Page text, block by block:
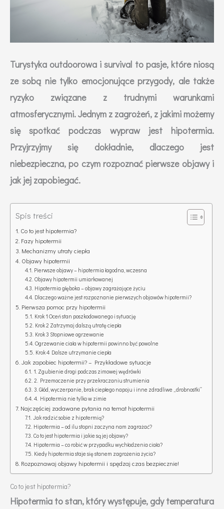
Turystyka outdoorowa i survival to pasje, które niosą
ze sobą nie tylko emocjonujące przygody, ale także
ryzyko związane z trudnymi warunkami
atmosferycznymi. Jednym z zagrożeń, z jakimi możemy
się spotkać podczas wypraw jest hipotermia.
Przyjrzyjmy się dokładnie, dlaczego jest
niebezpieczna, po czym rozpoznać pierwsze objawy i
jak jej zapobiegać.
Spis treści
Co to jest hipotermia?
Fazy hipotermii
Mechanizmy utraty ciepła
Objawy hipotermii
Pierwsze objawy – hipotermia łagodna, wczesna
Objawy hipotermii umiarkowanej
Hipotermia głęboka – objawy zagrażające życiu
Dlaczego ważne jest rozpoznanie pierwszych objawów hipotermii?
Pierwsza pomoc przy hipotermii
Krok 1 Oceń stan poszkodowanego i sytuację
Krok 2 Zatrzymaj dalszą utratę ciepła
Krok 3 Stopniowe ogrzewanie
Ogrzewanie ciała w hipotermii powinno być powolne
Krok 4 Dalsze utrzymanie ciepła
Jak zapobiec hipotermii? – Przykładowe sytuacje
1. Zgubienie drogi podczas zimowej wędrówki
2. Przemoczenie przy przekraczaniu strumienia
3. Głód, wyczerpanie, brak ciepłego napoju i inne zdradliwe „drobnostki”
4. Hipotermia nie tylko w zimie
Najczęściej zadawane pytania na temat hipotermii
Jak radzić sobie z hipotermią?
Hipotermia – od ilu stopni zaczyna nam zagrażać?
Co to jest hipotermia i jakie są jej objawy?
Hipotermia – co robić w przypadku wychłodzenia ciała?
Kiedy hipotermia staje się stanem zagrożenia życia?
Rozpoznawaj objawy hipotermii i spędzaj czas bezpiecznie!
Co to jest hipotermia?
Hipotermia to stan, który występuje, gdy temperatura